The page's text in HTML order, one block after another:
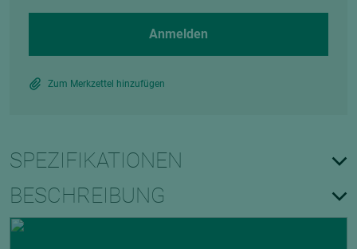
Anmelden
Zum Merkzettel hinzufügen
SPEZIFIKATIONEN
BESCHREIBUNG